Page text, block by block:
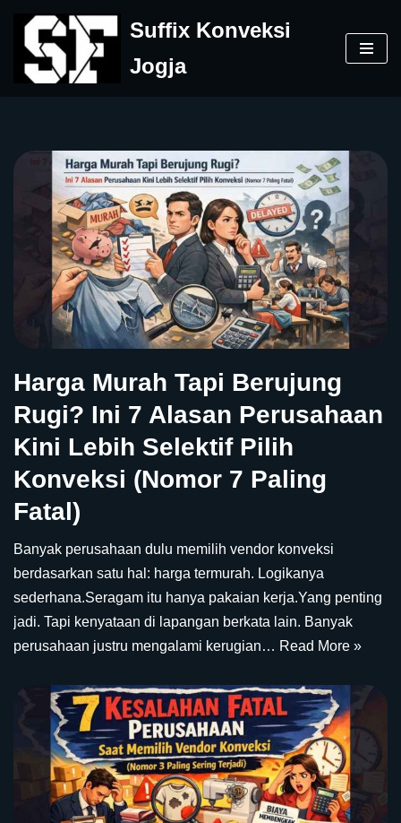
Skip
to
Suffix Konveksi
Jogja
Harga Murah Tapi Berujung
Rugi? Ini 7 Alasan Perusahaan
Kini Lebih Selektif Pilih
Konveksi (Nomor 7 Paling
Fatal)
Banyak perusahaan dulu memilih vendor konveksi
berdasarkan satu hal: harga termurah. Logikanya
sederhana.Seragam itu hanya pakaian kerja.Yang penting
jadi. Tapi kenyataan di lapangan berkata lain. Banyak
perusahaan justru mengalami kerugian… Read More »